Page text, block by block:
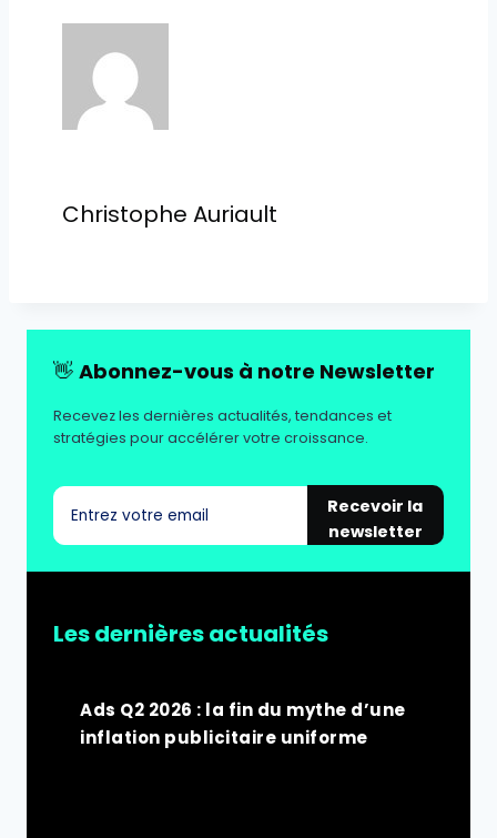
Christophe Auriault
👋 Abonnez-vous à notre Newsletter
Recevez les dernières actualités, tendances et
stratégies pour accélérer votre croissance.
Recevoir la
newsletter
Les dernières actualités
Ads Q2 2026 : la fin du mythe d’une
inflation publicitaire uniforme